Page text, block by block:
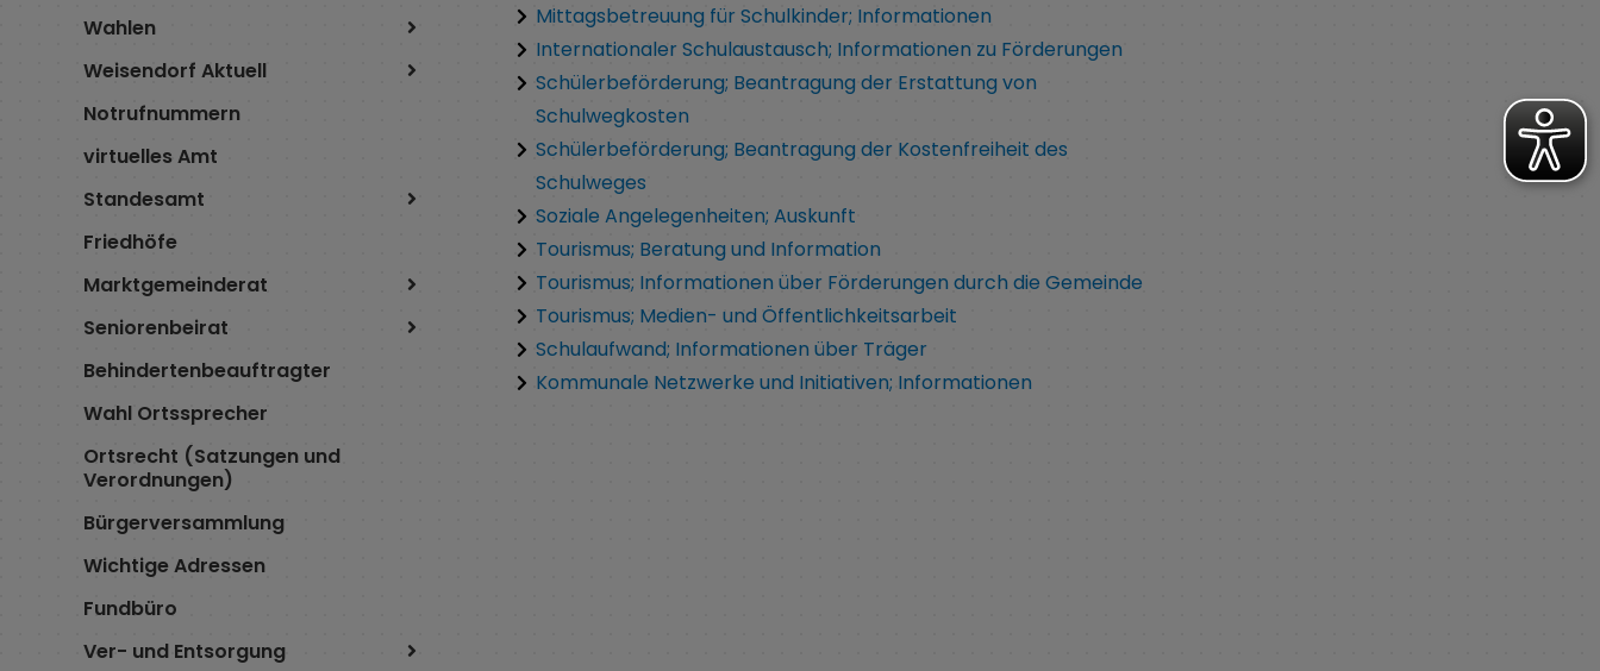
Wahlen
Weisendorf Aktuell
Notrufnummern
virtuelles Amt
Standesamt
Friedhöfe
Marktgemeinderat
Seniorenbeirat
Behindertenbeauftragter
Wahl Ortssprecher
Ortsrecht (Satzungen und
Verordnungen)
Bürgerversammlung
Wichtige Adressen
Fundbüro
Ver- und Entsorgung
Mittagsbetreuung für Schulkinder; Informationen
Internationaler Schulaustausch; Informationen zu Förderungen
Schülerbeförderung; Beantragung der Erstattung von
Schulwegkosten
Schülerbeförderung; Beantragung der Kostenfreiheit des
Schulweges
Soziale Angelegenheiten; Auskunft
Tourismus; Beratung und Information
Tourismus; Informationen über Förderungen durch die Gemeinde
Tourismus; Medien- und Öffentlichkeitsarbeit
Schulaufwand; Informationen über Träger
Kommunale Netzwerke und Initiativen; Informationen